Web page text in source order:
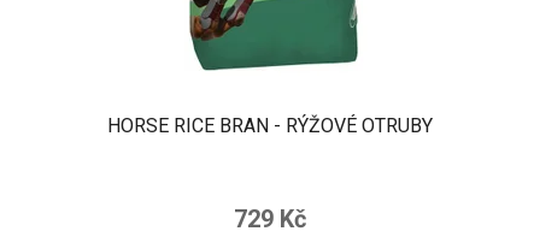
HORSE RICE BRAN - RÝŽOVÉ OTRUBY
729 Kč